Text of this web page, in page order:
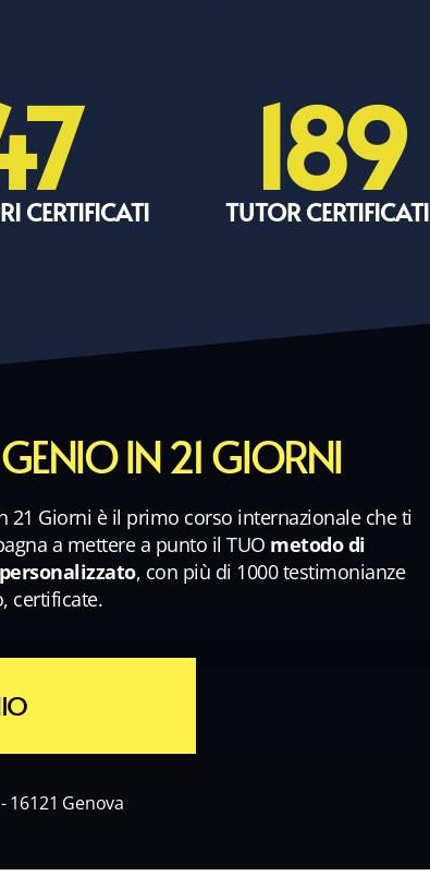
CERTIFICATI TUTOR CERTIFICATI
189
GENIO IN 21 GIORNI
21 Giorni è il primo corso internazionale che ti
a mettere a punto il TUO metodo di
, con più di 1000 testimonianze
certificate.
16121 Genova